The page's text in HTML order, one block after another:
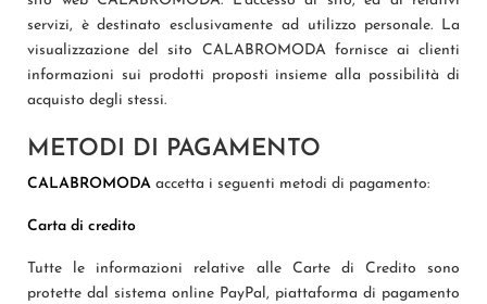
servizi, è destinato esclusivamente ad utilizzo personale. La
visualizzazione del sito CALABROMODA fornisce ai clienti
informazioni sui prodotti proposti insieme alla possibilità di
acquisto degli stessi.
METODI DI PAGAMENTO
CALABROMODA accetta i seguenti metodi di pagamento:
Carta di credito
Tutte le informazioni relative alle Carte di Credito sono
protette dal sistema online PayPal, piattaforma di pagamento